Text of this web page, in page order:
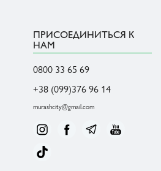
ПРИСОЕДИНИТЬСЯ К
НАМ
0800 33 65 69
+38 (099)376 96 14
murashcity@gmail.com